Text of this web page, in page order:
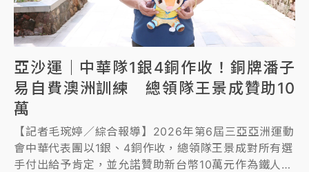
亞沙運｜中華隊1銀4銅作收！銅牌潘子
易自費澳洲訓練 總領隊王景成贊助10
萬
【記者毛琬婷／綜合報導】2026年第6屆三亞亞洲運動
會中華代表團以1銀、4銅作收，總領隊王景成對所有選
手付出給予肯定，並允諾贊助新台幣10萬元作為鐵人三